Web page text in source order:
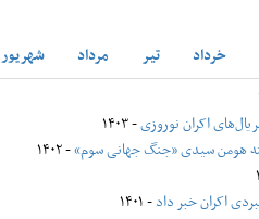
خرداد تير مرداد شهريور
اکران نوروزی- ۱۴۰۳
هومن سیدی «جنگ جهانی سوم»- ۱۴۰۲
اکران خبر داد- ۱۴۰۱